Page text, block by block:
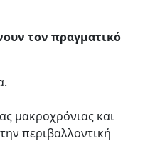
τον πραγματικό
μακροχρόνιας και
περιβαλλοντική